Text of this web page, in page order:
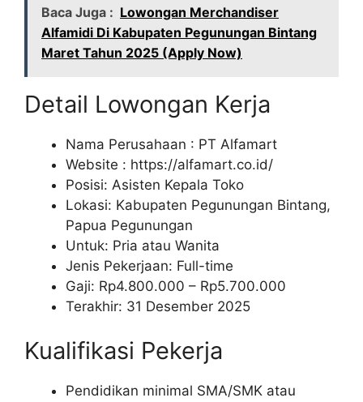
Baca Juga : Lowongan Merchandiser
Alfamidi Di Kabupaten Pegunungan Bintang
Maret Tahun 2025 (Apply Now)
Detail Lowongan Kerja
Nama Perusahaan : PT Alfamart
Website : https://alfamart.co.id/
Posisi: Asisten Kepala Toko
Lokasi: Kabupaten Pegunungan Bintang,
Papua Pegunungan
Untuk: Pria atau Wanita
Jenis Pekerjaan: Full-time
Gaji: Rp4.800.000 – Rp5.700.000
Terakhir: 31 Desember 2025
Kualifikasi Pekerja
Pendidikan minimal SMA/SMK atau